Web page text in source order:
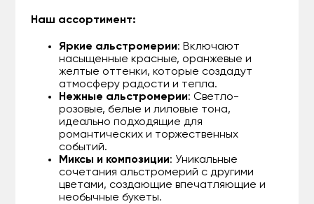
Наш ассортимент:
Яркие альстромерии: Включают
насыщенные красные, оранжевые и
желтые оттенки, которые создадут
атмосферу радости и тепла.
Нежные альстромерии: Светло-
розовые, белые и лиловые тона,
идеально подходящие для
романтических и торжественных
событий.
Миксы и композиции: Уникальные
сочетания альстромерий с другими
цветами, создающие впечатляющие и
необычные букеты.